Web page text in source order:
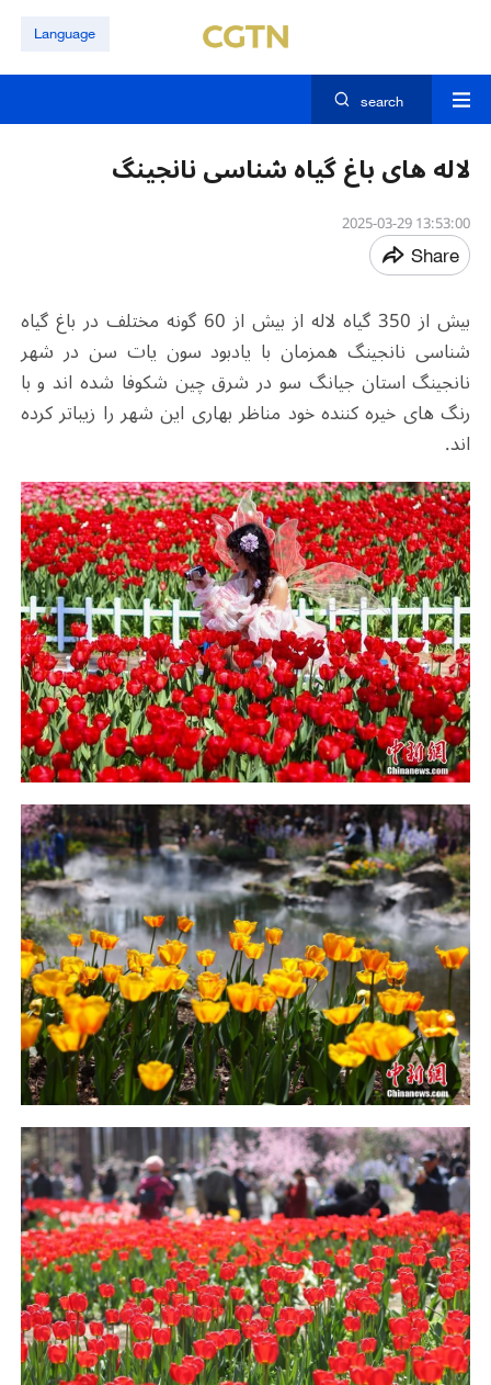
Language
search
لاله های باغ گیاه شناسی نانجینگ
13:53:00 2025-03-29
Share
بیش از 350 گیاه لاله از بیش از 60 گونه مختلف در باغ گیاه
شناسی نانجینگ همزمان با یادبود سون یات سن در شهر
نانجینگ استان جیانگ سو در شرق چین شکوفا شده اند و با
رنگ های خیره کننده خود مناظر بهاری این شهر را زیباتر کرده
اند.